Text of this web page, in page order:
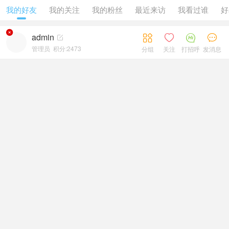
我的好友 我的关注 我的粉丝 最近来访 我看过谁
 
分组

关注

打招呼

发消息
admin 
管理员 积分:2473